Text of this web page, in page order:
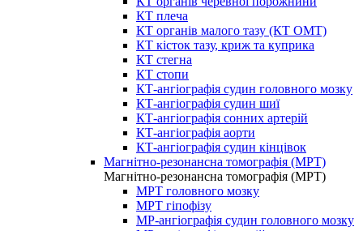
КТ плеча
КТ органів малого тазу (КТ ОМТ)
КТ кісток тазу, криж та куприка
КТ стегна
КТ стопи
КТ-ангіографія судин головного мозку
КТ-ангіографія судин шиї
КТ-ангіографія сонних артерій
КТ-ангіографія аорти
КТ-ангіографія судин кінцівок
Магнітно-резонансна томографія (МРТ)
Магнітно-резонансна томографія (МРТ)
МРТ головного мозку
МРТ гіпофізу
МР-ангіографія судин головного мозку